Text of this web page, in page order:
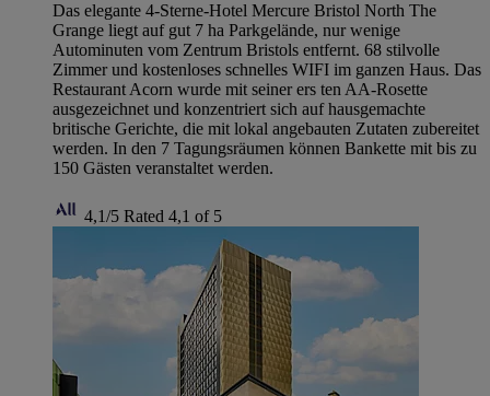
Das elegante 4-Sterne-Hotel Mercure Bristol North The
Grange liegt auf gut 7 ha Parkgelände, nur wenige
Autominuten vom Zentrum Bristols entfernt. 68 stilvolle
Zimmer und kostenloses schnelles WIFI im ganzen Haus. Das
Restaurant Acorn wurde mit seiner ers ten AA-Rosette
ausgezeichnet und konzentriert sich auf hausgemachte
britische Gerichte, die mit lokal angebauten Zutaten zubereitet
werden. In den 7 Tagungsräumen können Bankette mit bis zu
150 Gästen veranstaltet werden.
4,1/5 Rated 4,1 of 5